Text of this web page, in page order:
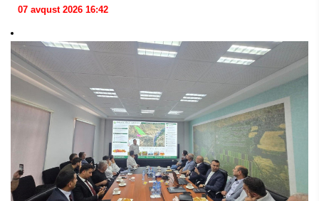
07 avqust 2026 16:42